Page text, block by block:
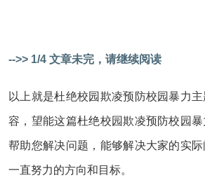
-->> 1/4 文章未完，请继续阅读
以上就是杜绝校园欺凌预防校园暴力
容，望能这篇杜绝校园欺凌预防校园
帮助您解决问题，能够解决大家的实
一直努力的方向和目标。